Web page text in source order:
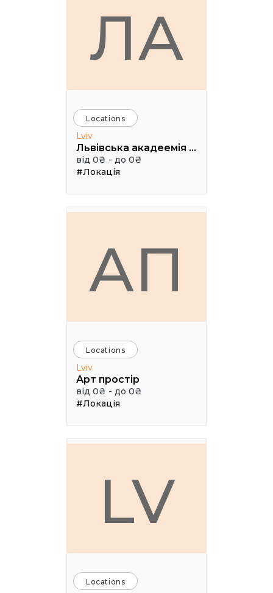
ЛА
Locations
Lviv
Львівська акадеемія бізнесу
від 0₴ - до 0₴
#Локація
АП
Locations
Lviv
Арт простір
від 0₴ - до 0₴
#Локація
LV
Locations